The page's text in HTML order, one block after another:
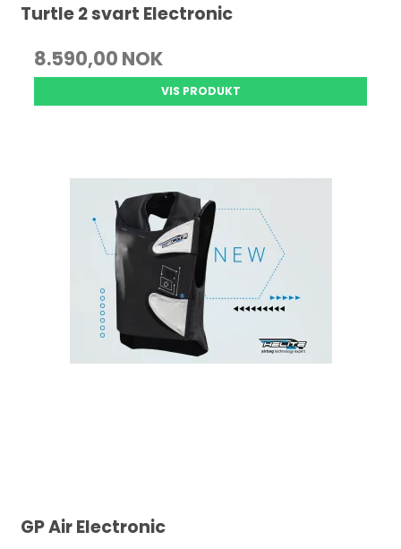
Turtle 2 svart Electronic
8.590,00 NOK
VIS PRODUKT
GP Air Electronic